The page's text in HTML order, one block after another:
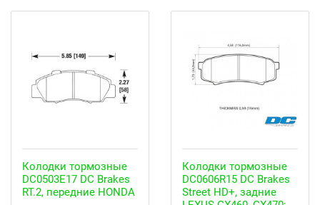
Колодки тормозные
DC0503E17 DC Brakes
RT.2, передние HONDA
Колодки тормозные
DC0606R15 DC Brakes
Street HD+, задние